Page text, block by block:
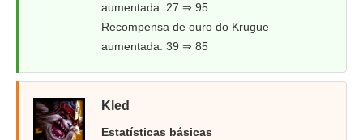
aumentada: 27 ⇒ 95
Recompensa de ouro do Krugue
aumentada: 39 ⇒ 85
Kled
Estatísticas básicas